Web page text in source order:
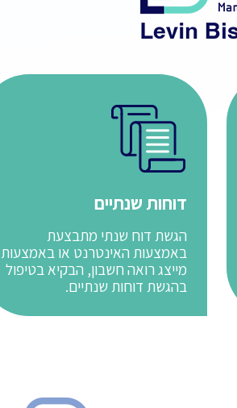
דוחות שנתיים
הגשת דוח שנתי מתבצעת
באמצעות האינטרנט או באמצעות
מייצג רואה חשבון, הבקיא בטיפול
בהגשת דוחות שנתיים.